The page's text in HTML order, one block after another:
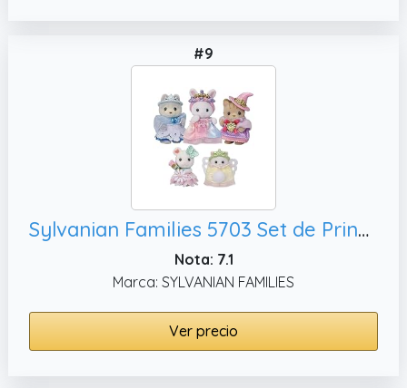
#9
Sylvanian Families 5703 Set de Princesa Real - Casa de muñecas
Nota: 7.1
Marca: SYLVANIAN FAMILIES
Ver precio